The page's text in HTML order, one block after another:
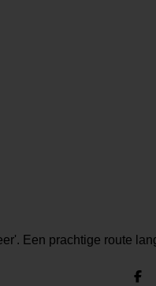
Een prachtige route
D